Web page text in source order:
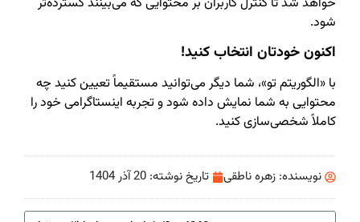
شود.
اکنون خودتان انتخاب کنید!
با «الگوریتم تو»، شما دیگر می‌توانید مستقیماً تعیین کنید چه
محتوایی به شما نمایش داده شود و تجربه اینستاگرامی خود را
کاملاً شخصی‌سازی کنید.
نویسنده: زهره ناطقی تاریخ نوشته: 20 آذر 1404